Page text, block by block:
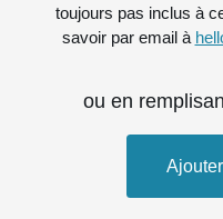
toujours pas inclus à
savoir par email à
ou en